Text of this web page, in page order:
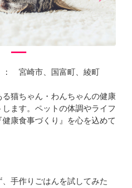
Next
宮崎市、国富町、綾町
猫ちゃん・わんちゃんの健康
ます。ペットの体調やライフ
康食事づくり』を心を込めて
手作りごはんを試してみた